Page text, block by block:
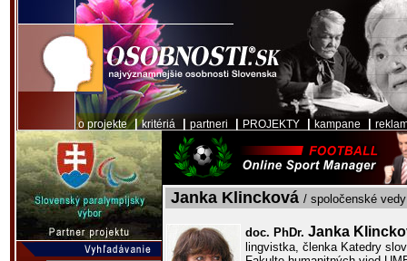
o projekte|kritériá partneri PROJEKTY kampane
Janka Klincková / spoločenské
doc. PhDr. Janka
lingvistka, členka Katedry